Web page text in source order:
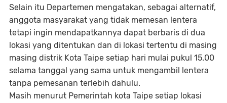
Selain itu Departemen mengatakan, sebagai alternatif,
anggota masyarakat yang tidak memesan lentera
tetapi ingin mendapatkannya dapat berbaris di dua
lokasi yang ditentukan dan di lokasi tertentu di masing
masing distrik Kota Taipe setiap hari mulai pukul 15.00
selama tanggal yang sama untuk mengambil lentera
tanpa pemesanan terlebih dahulu.
Masih menurut Pemerintah kota Taipe setiap lokasi